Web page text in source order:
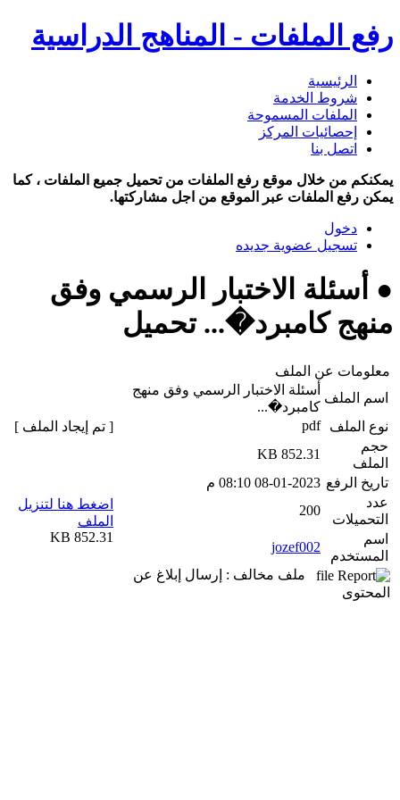
رفع الملفات - المناهج الدراسية
الرئيسية
شروط الخدمة
الملفات المسموحة
إحصائيات المركز
اتصل بنا
يمكنكم من خلال موقع رفع الملفات من تحميل جميع الملفات ، كما
يمكن رفع الملفات عبر الموقع من اجل مشاركتها.
دخول
تسجيل عضوية جديده
● أسئلة الاختبار الرسمي وفق
منهج كامبرد�... تحميل
معلومات عن الملف
اسم الملف
أسئلة الاختبار الرسمي وفق منهج
كامبرد�...
نوع الملف
pdf
حجم
الملف
852.31 KB
تاريخ الرفع 08-01-2023 08:10 م
عدد
التحميلات
200
اسم
المستخدم
jozef002
ملف مخالف : إرسال إبلاغ عن
المحتوى
[ تم إيجاد الملف ]
اضغط هنا لتنزيل
الملف
852.31 KB